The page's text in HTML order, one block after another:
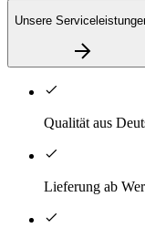
Unsere
Qualität aus
Lieferung ab